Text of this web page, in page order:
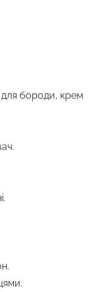
бороди, крем